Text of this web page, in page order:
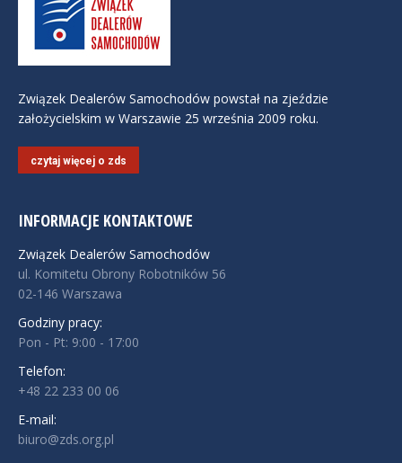
Związek Dealerów Samochodów powstał na zjeździe
założycielskim w Warszawie 25 września 2009 roku.
czytaj więcej o zds
INFORMACJE KONTAKTOWE
Związek Dealerów Samochodów
ul. Komitetu Obrony Robotników 56
02-146 Warszawa
Godziny pracy:
Pon - Pt: 9:00 - 17:00
Telefon:
+48 22 233 00 06
E-mail:
biuro@zds.org.pl